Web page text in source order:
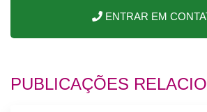
ENTRAR EM
PUBLICAÇÕES